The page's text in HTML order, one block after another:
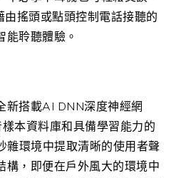
搖頭或點頭控制電話接聽的
能聆聽體驗。
新搭載AI DNN深度神經網
本資料庫和具備學習能力的
雜環境中提取清晰的使用者聲
構，即便在戶外風大的環境中